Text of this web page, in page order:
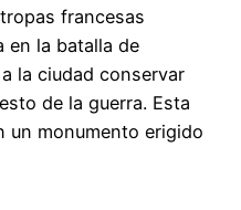
francesas
en la batalla de
la ciudad conservar
de la guerra. Esta
un monumento erigido